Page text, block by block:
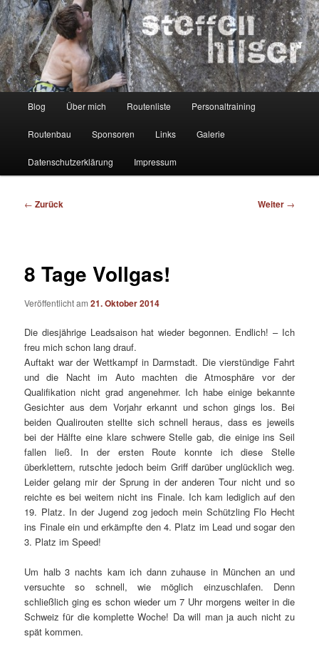
Zum
Inhalt
wechseln
Steffen Hilger
Kletterer – Routenbauer – Trainer
Blog Über mich Routenliste Personaltraining
Routenbau Sponsoren Links Galerie
Datenschutzerklärung Impressum
Beitragsnavigation
← Zurück Weiter →
8 Tage Vollgas!
Veröffentlicht am21. Oktober 2014
Die diesjährige Leadsaison hat wieder begonnen. Endlich! – Ich
freu mich schon lang drauf.
Auftakt war der Wettkampf in Darmstadt. Die vierstündige Fahrt
und die Nacht im Auto machten die Atmosphäre vor der
Qualifikation nicht grad angenehmer. Ich habe einige bekannte
Gesichter aus dem Vorjahr erkannt und schon gings los. Bei
beiden Qualirouten stellte sich schnell heraus, dass es jeweils
bei der Hälfte eine klare schwere Stelle gab, die einige ins Seil
fallen ließ. In der ersten Route konnte ich diese Stelle
überklettern, rutschte jedoch beim Griff darüber unglücklich weg.
Leider gelang mir der Sprung in der anderen Tour nicht und so
reichte es bei weitem nicht ins Finale. Ich kam lediglich auf den
19. Platz. In der Jugend zog jedoch mein Schützling Flo Hecht
ins Finale ein und erkämpfte den 4. Platz im Lead und sogar den
3. Platz im Speed!
Um halb 3 nachts kam ich dann zuhause in München an und
versuchte so schnell, wie möglich einzuschlafen. Denn
schließlich ging es schon wieder um 7 Uhr morgens weiter in die
Schweiz für die komplette Woche! Da will man ja auch nicht zu
spät kommen.